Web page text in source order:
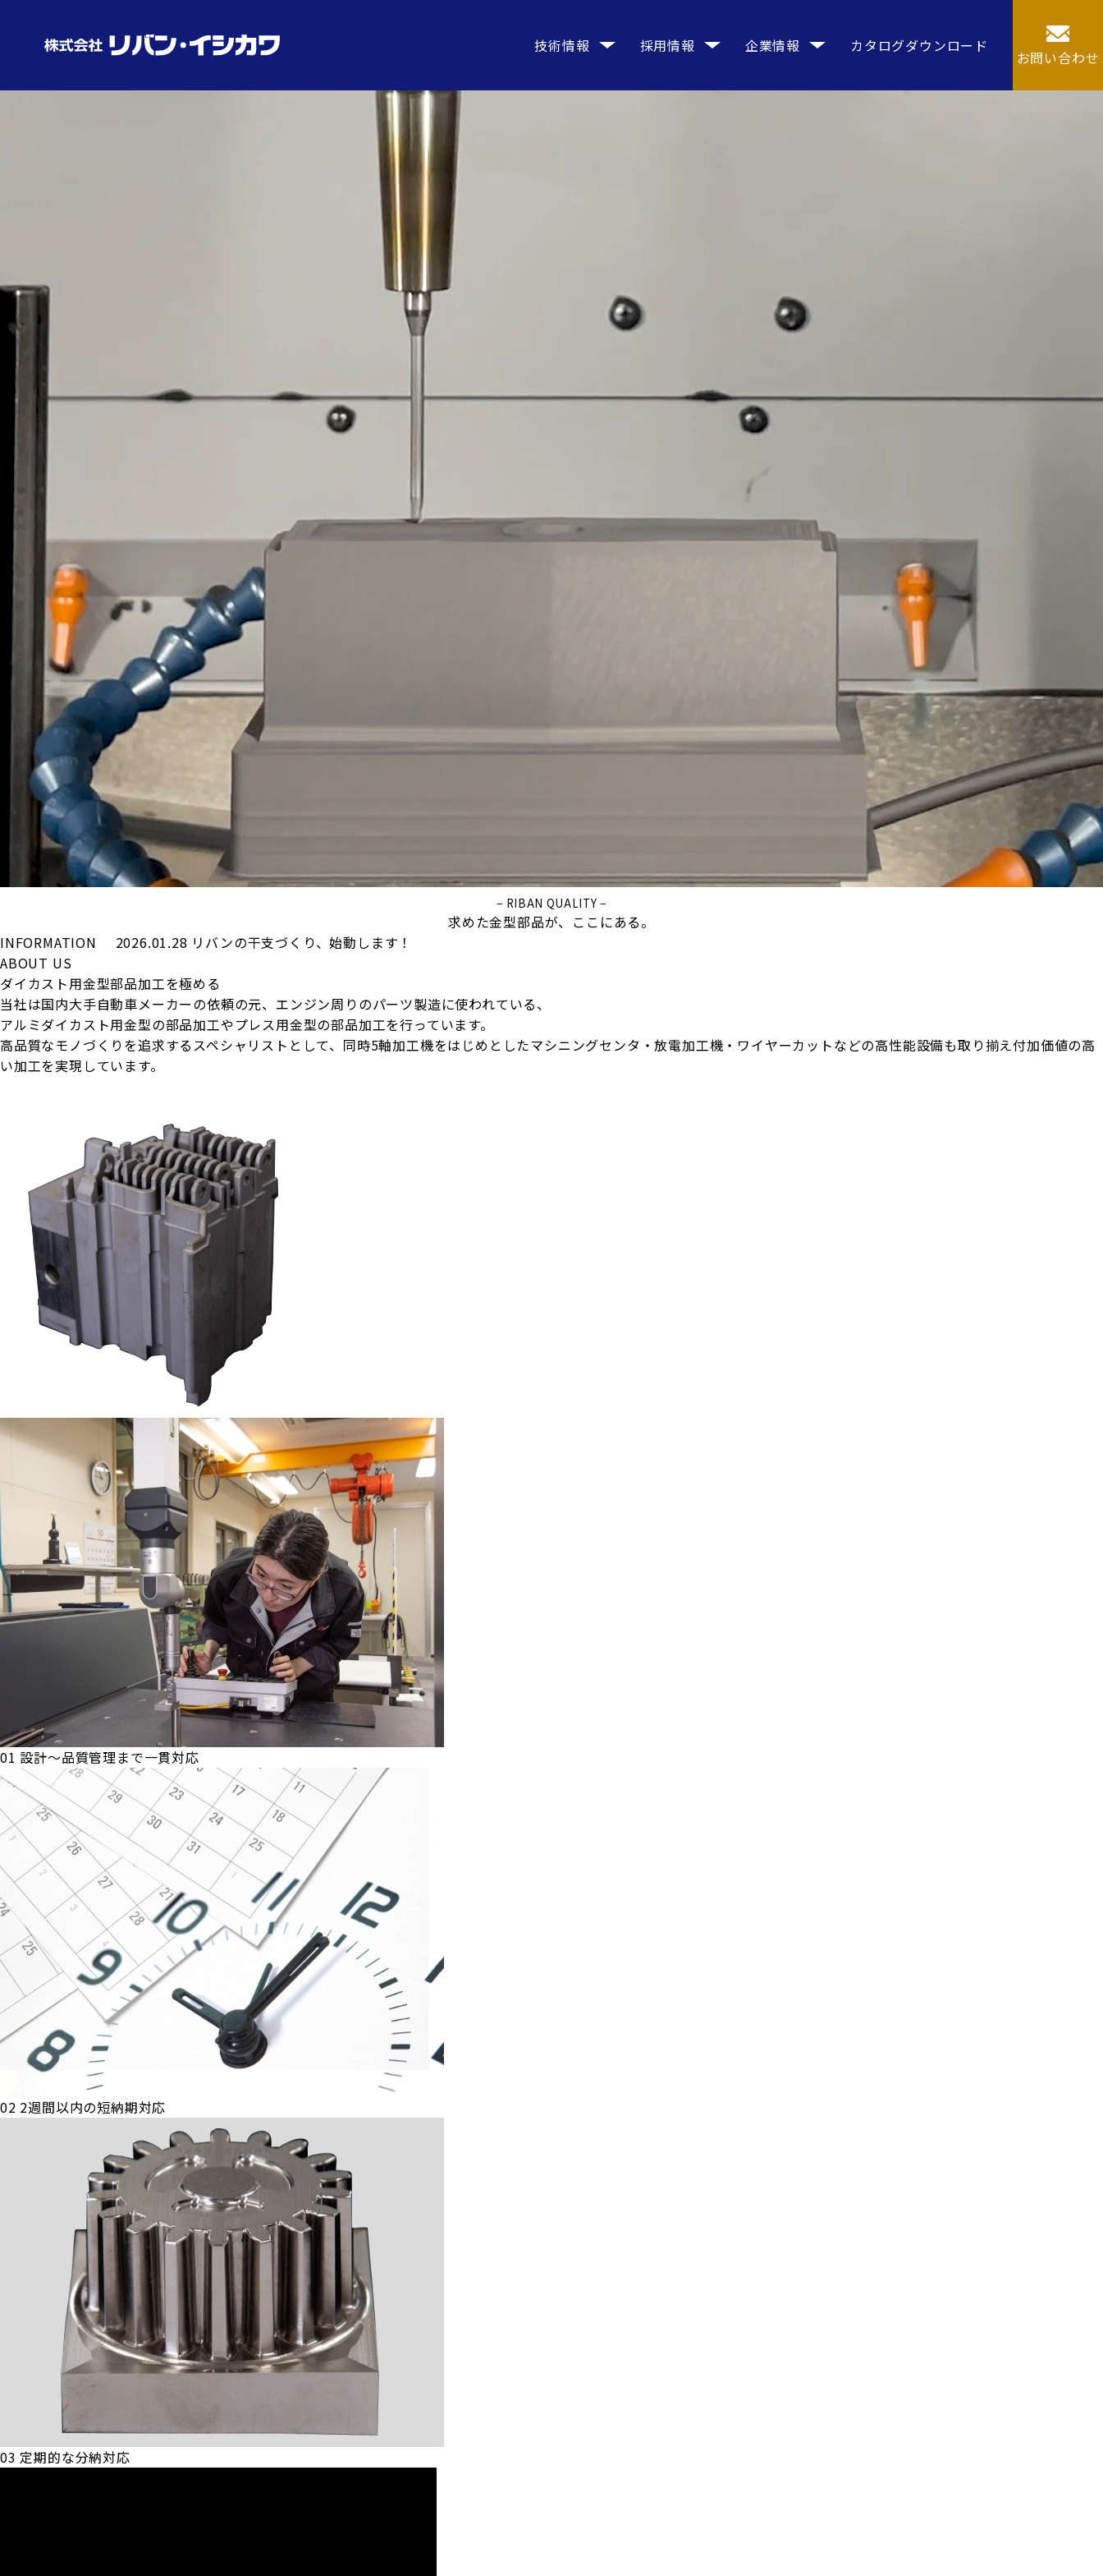
技術情報 採用情報 企業情報 カタログダウンロード
お問い合わせ
− RIBAN QUALITY −
求めた金型部品が、ここにある。
INFORMATION
2026.01.28 リバンの干支づくり、始動します！
ABOUT US
ダイカスト用金型部品加工を極める
当社は国内大手自動車メーカーの依頼の元、エンジン周りのパーツ製造に使われている、
アルミダイカスト用金型の部品加工やプレス用金型の部品加工を行っています。
高品質なモノづくりを追求するスペシャリストとして、同時5軸加工機をはじめとしたマシニングセンタ・放電加工機・ワイヤーカットなどの高性能設備も取り揃え付加価値の高
い加工を実現しています。
01 設計～品質管理まで一貫対応
02 2週間以内の短納期対応
03 定期的な分納対応